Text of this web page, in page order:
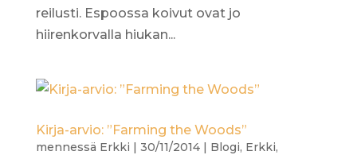
reilusti. Espoossa koivut ovat jo
hiirenkorvalla hiukan...
Kirja-arvio: ”Farming the Woods”
mennessä Erkki | 30/11/2014| Blogi, Erkki,